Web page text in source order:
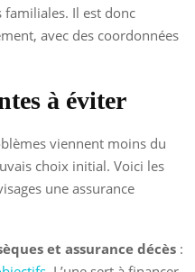
Il est donc
avec des coordonnées
à éviter
viennent moins du
choix initial. Voici les
une assurance
et assurance décès :